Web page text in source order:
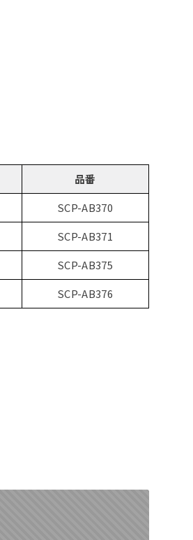
品番
SCP-AB370
SCP-AB371
SCP-AB375
SCP-AB376